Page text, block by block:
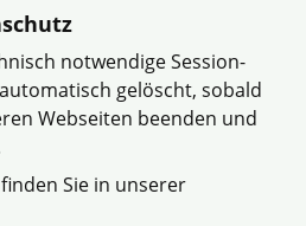
Pfalz
Saarland
Schleswig-Holstein
Thüringen
Gartenberatung
Odenwald im Verband
Baden-Württemberg e.V.
notwendige Session-
gelöscht, sobald
Webseiten beenden und
Sie in unserer